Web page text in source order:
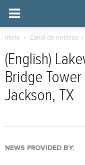
Inicio Canal de noticias
(English)
Bridge
Jackson, TX
NEWS PROVIDED BY: